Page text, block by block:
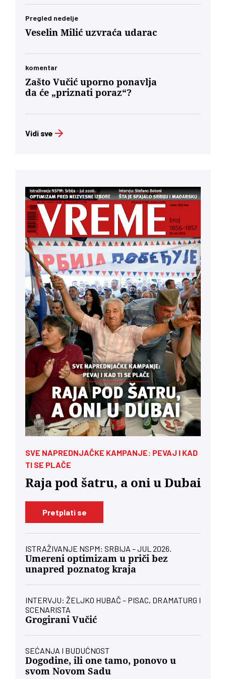
Pregled nedelje
Veselin Milić uzvraća udarac
komentar
Zašto Vučić uporno ponavlja
da će „priznati poraz“?
Vidi sve
SVE NAPREDNJAČKE KAMPANJE: PEVAJ I KAD
TI SE PLAČE
Raja pod šatru, a oni u Dubai
Pretplati se
ISTRAŽIVANJE NSPM: SRBIJA – JUL 2026.
Umereni optimizam u priči bez
unapred poznatog kraja
INTERVJU: ŽELJKO HUBAČ – PISAC, DRAMATURG I
SCENARISTA
Grogirani Vučić
SEĆANJA I BUDUĆNOST
Dogodine, ili one tamo, ponovo u
svom Novom Sadu